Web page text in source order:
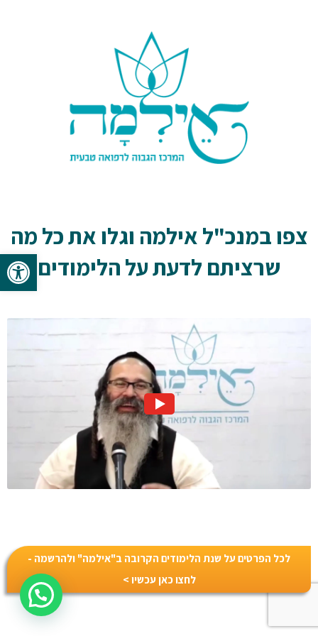
פתח
צפו במנכ"ל אילמה וגלו את כל מה
שרציתם לדעת על הלימודים
לכל הפרטים על שנת הלימודים הקרובה ב"אילמה" ולהרשמה -
לחצו כאן עכשיו >